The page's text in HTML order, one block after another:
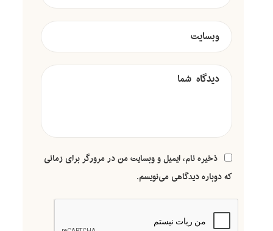
ذخیره نام، ایمیل و وبسایت من در مرورگر برای زمانی
که دوباره دیدگاهی می‌نویسم.